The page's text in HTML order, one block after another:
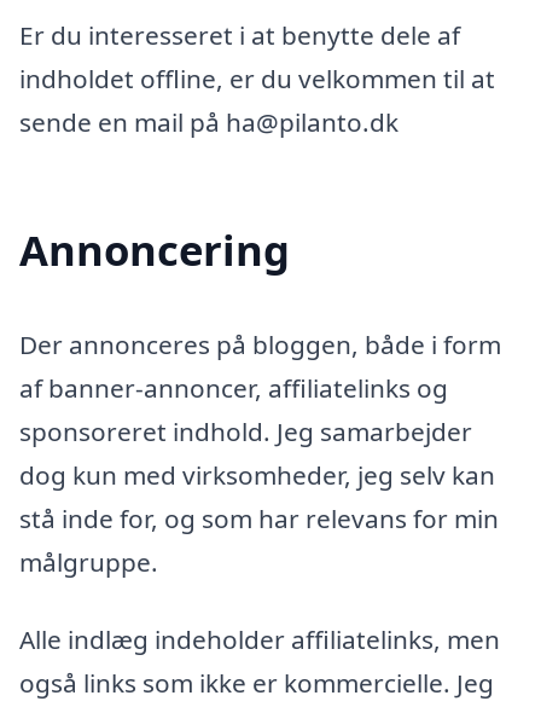
Er du interesseret i at benytte dele af
indholdet offline, er du velkommen til at
sende en mail på ha@pilanto.dk
Annoncering
Der annonceres på bloggen, både i form
af banner-annoncer, affiliatelinks og
sponsoreret indhold. Jeg samarbejder
dog kun med virksomheder, jeg selv kan
stå inde for, og som har relevans for min
målgruppe.
Alle indlæg indeholder affiliatelinks, men
også links som ikke er kommercielle. Jeg